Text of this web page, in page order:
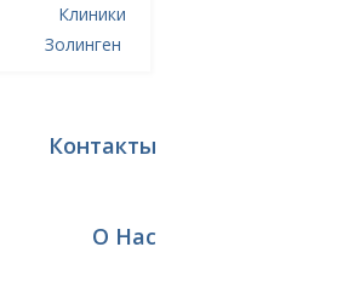
Клиники
Золинген
Контакты
О Нас